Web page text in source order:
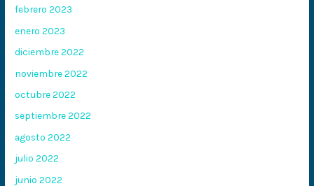
febrero 2023
enero 2023
diciembre 2022
noviembre 2022
octubre 2022
septiembre 2022
agosto 2022
julio 2022
junio 2022